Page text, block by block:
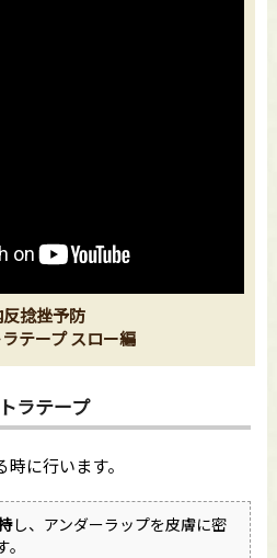
反捻挫予防
テープ スロー編
ラテープ
に行います。
し、アンダーラップを皮膚に密